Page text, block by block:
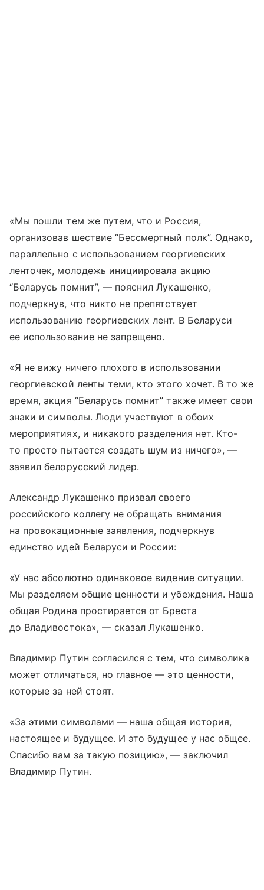
«Мы пошли тем же путем, что и Россия,
организовав шествие “Бессмертный полк”. Однако,
параллельно с использованием георгиевских
ленточек, молодежь инициировала акцию
“Беларусь помнит”, — пояснил Лукашенко,
подчеркнув, что никто не препятствует
использованию георгиевских лент. В Беларуси
ее использование не запрещено.
«Я не вижу ничего плохого в использовании
георгиевской ленты теми, кто этого хочет. В то же
время, акция “Беларусь помнит” также имеет свои
знаки и символы. Люди участвуют в обоих
мероприятиях, и никакого разделения нет. Кто-
то просто пытается создать шум из ничего», —
заявил белорусский лидер.
Александр Лукашенко призвал своего
российского коллегу не обращать внимания
на провокационные заявления, подчеркнув
единство идей Беларуси и России:
«У нас абсолютно одинаковое видение ситуации.
Мы разделяем общие ценности и убеждения. Наша
общая Родина простирается от Бреста
до Владивостока», — сказал Лукашенко.
Владимир Путин согласился с тем, что символика
может отличаться, но главное — это ценности,
которые за ней стоят.
«За этими символами — наша общая история,
настоящее и будущее. И это будущее у нас общее.
Спасибо вам за такую позицию», — заключил
Владимир Путин.